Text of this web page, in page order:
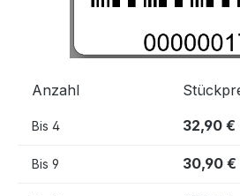
Anzahl
Bis 4 32,90 €
Bis 9 30,90 €